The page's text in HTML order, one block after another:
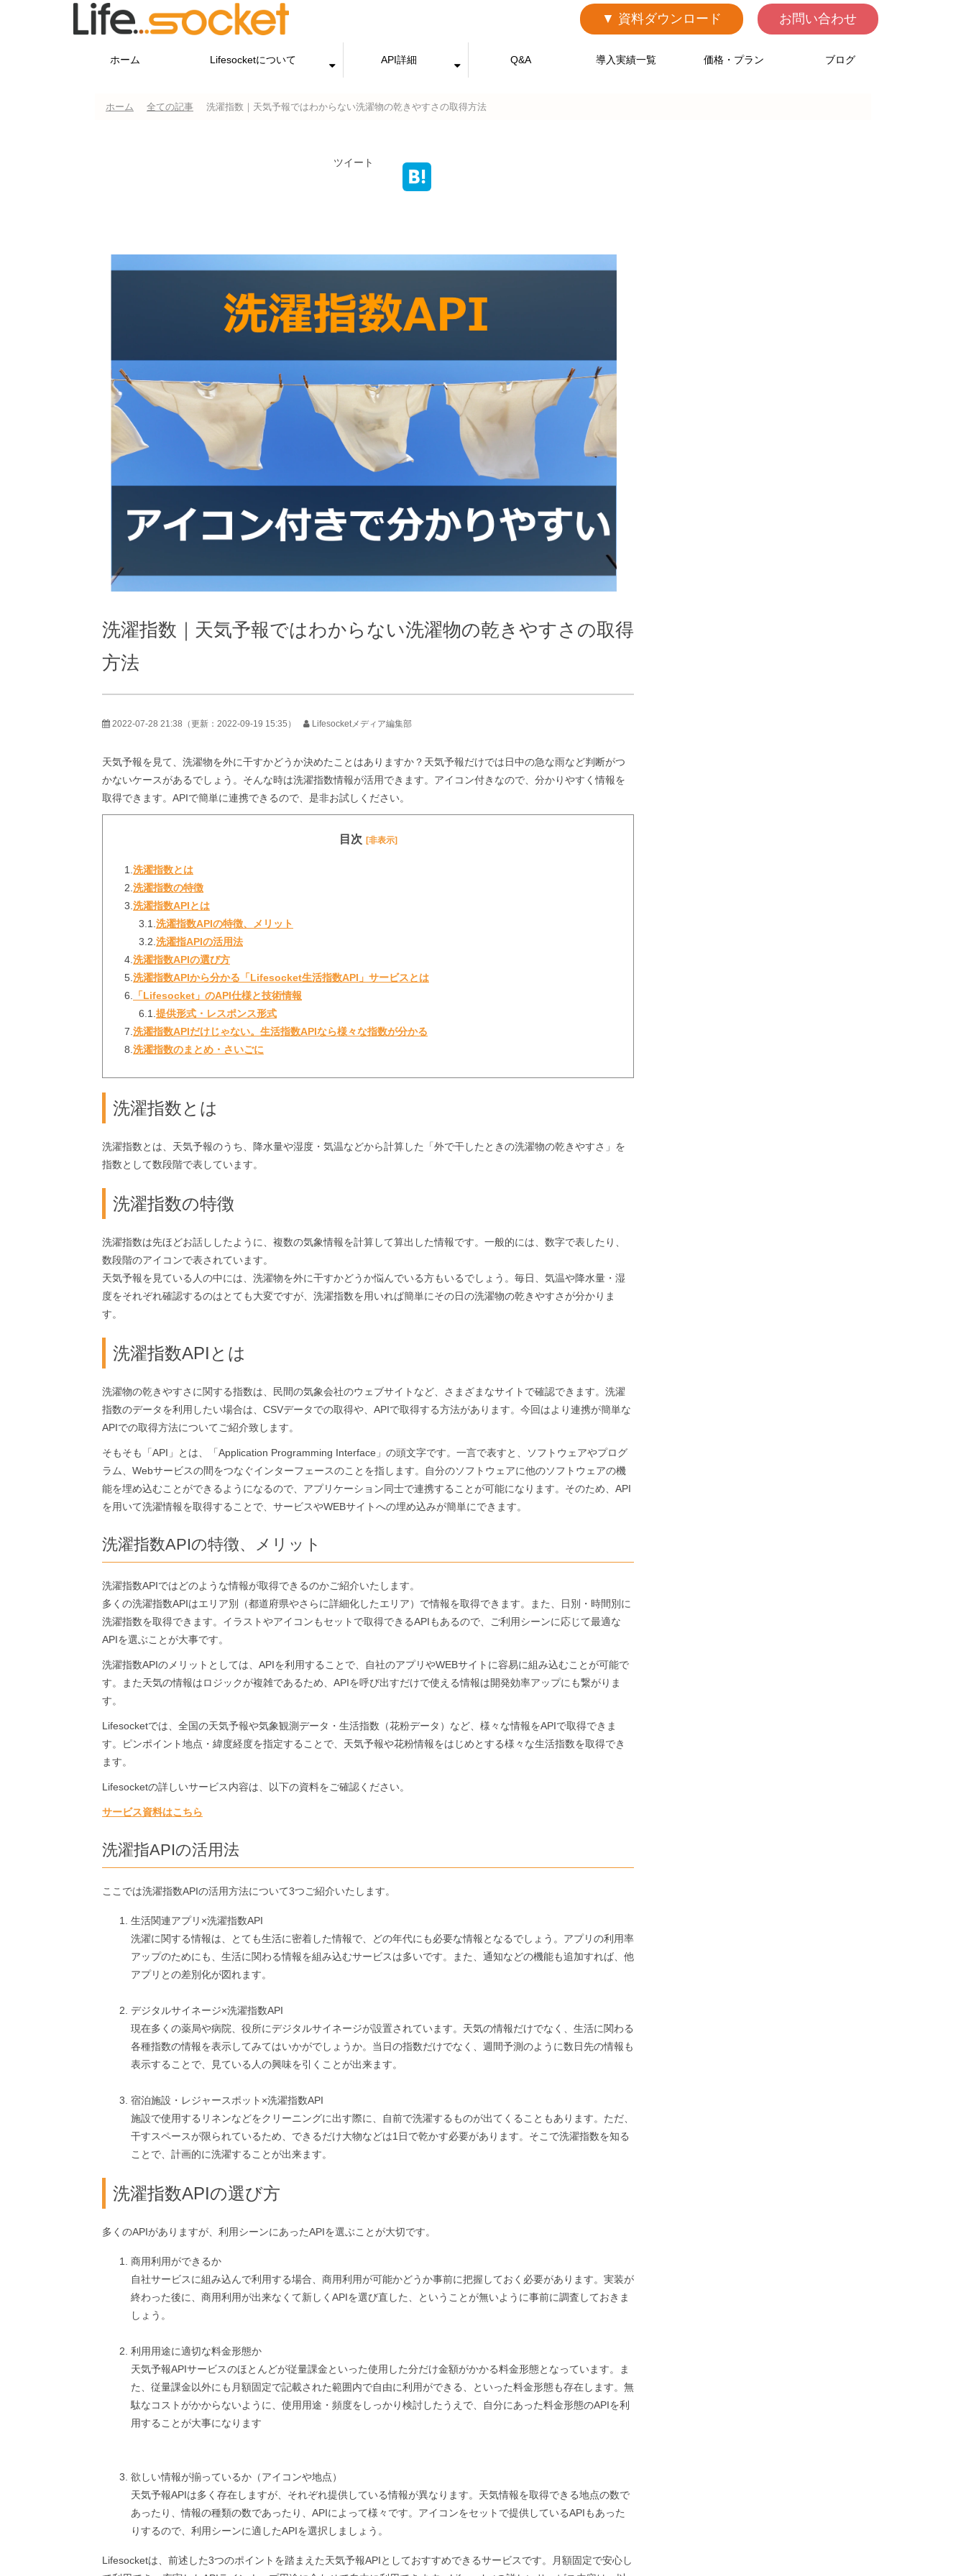
▼ 資料ダウンロード お問い合わせ
ホーム Lifesocketについて API詳細 Q&A 導入実績一覧 価格・プラン ブログ
ホーム 全ての記事 洗濯指数｜天気予報ではわからない洗濯物の乾きやすさの取得方法
ツイート
洗濯指数｜天気予報ではわからない洗濯物の乾きやすさの取得
方法
2022-07-28 21:38 （更新： 2022-09-19 15:35 ） Lifesocketメディア編集部
天気予報を見て、洗濯物を外に干すかどうか決めたことはありますか？天気予報だけでは日中の急な雨など判断がつ
かないケースがあるでしょう。そんな時は洗濯指数情報が活用できます。アイコン付きなので、分かりやすく情報を
取得できます。APIで簡単に連携できるので、是非お試しください。
目次 [非表示]
1. 洗濯指数とは
2. 洗濯指数の特徴
3. 洗濯指数APIとは
3.1. 洗濯指数APIの特徴、メリット
3.2. 洗濯指APIの活用法
4. 洗濯指数APIの選び方
5. 洗濯指数APIから分かる「Lifesocket生活指数API」サービスとは
6.
「Lifesocket」のAPI仕様と技術情報
6.1. 提供形式・レスポンス形式
7. 洗濯指数APIだけじゃない。生活指数APIなら様々な指数が分かる
8. 洗濯指数のまとめ・さいごに
洗濯指数とは
洗濯指数とは、天気予報のうち、降水量や湿度・気温などから計算した「外で干したときの洗濯物の乾きやすさ」を
指数として数段階で表しています。
洗濯指数の特徴
洗濯指数は先ほどお話ししたように、複数の気象情報を計算して算出した情報です。一般的には、数字で表したり、
数段階のアイコンで表されています。
天気予報を見ている人の中には、洗濯物を外に干すかどうか悩んでいる方もいるでしょう。毎日、気温や降水量・湿
度をそれぞれ確認するのはとても大変ですが、洗濯指数を用いれば簡単にその日の洗濯物の乾きやすさが分かりま
す。
洗濯指数APIとは
洗濯物の乾きやすさに関する指数は、民間の気象会社のウェブサイトなど、さまざまなサイトで確認できます。洗濯
指数のデータを利用したい場合は、CSVデータでの取得や、​​​APIで取得する方法があります。今回はより連携が簡単な
APIでの取得方法についてご紹介致します。
そもそも「API」とは、「Application Programming Interface」の頭文字です。一言で表すと、ソフトウェアやプログ
ラム、Webサービスの間をつなぐインターフェースのことを指します。自分のソフトウェアに他のソフトウェアの機
能を埋め込むことができるようになるので、アプリケーション同士で連携することが可能になります。そのため、API
を用いて洗濯情報を取得することで、サービスやWEBサイトへの埋め込みが簡単にできます。
洗濯指数APIの特徴、メリット
洗濯指数APIではどのような情報が取得できるのかご紹介いたします。
多くの洗濯指数APIはエリア別（都道府県やさらに詳細化したエリア）で情報を取得できます。また、日別・時間別に
洗濯指数を取得できます。イラストやアイコンもセットで取得できるAPIもあるので、ご利用シーンに応じて最適な
APIを選ぶことが大事です。
洗濯指数APIのメリットとしては、APIを利用することで、自社のアプリやWEBサイトに容易に組み込むことが可能で
す。また天気の情報はロジックが複雑であるため、APIを呼び出すだけで使える情報は開発効率アップにも繋がりま
す。
Lifesocketでは、全国の天気予報や気象観測データ・生活指数（花粉データ）など、様々な情報をAPIで取得できま
す。ピンポイント地点・緯度経度を指定することで、天気予報や花粉情報をはじめとする様々な生活指数を取得でき
ます。
Lifesocketの詳しいサービス内容は、以下の資料をご確認ください。
サービス資料はこちら
洗濯指APIの活用法
ここでは洗濯指数APIの活用方法について3つご紹介いたします。
生活関連アプリ×洗濯指数API
洗濯に関する情報は、とても生活に密着した情報で、どの年代にも必要な情報となるでしょう。アプリの利用率
アップのためにも、生活に関わる情報を組み込むサービスは多いです。また、通知などの機能も追加すれば、他
アプリとの差別化が図れます。
デジタルサイネージ×洗濯指数API
現在多くの薬局や病院、役所にデジタルサイネージが設置されています。天気の情報だけでなく、生活に関わる
各種指数の情報を表示してみてはいかがでしょうか。当日の指数だけでなく、週間予測のように数日先の情報も
表示することで、見ている人の興味を引くことが出来ます。
宿泊施設・レジャースポット×洗濯指数API
施設で使用するリネンなどをクリーニングに出す際に、自前で洗濯するものが出てくることもあります。ただ、
干すスペースが限られているため、できるだけ大物などは1日で乾かす必要があります。そこで洗濯指数を知る
ことで、計画的に洗濯することが出来ます。
洗濯指数APIの選び方
多くのAPIがありますが、利用シーンにあったAPIを選ぶことが大切です。
商用利用ができるか
自社サービスに組み込んで利用する場合、商用利用が可能かどうか事前に把握しておく必要があります。実装が
終わった後に、商用利用が出来なくて新しくAPIを選び直した、ということが無いように事前に調査しておきま
しょう。
利用用途に適切な料金形態か
天気予報APIサービスのほとんどが従量課金といった使用した分だけ金額がかかる料金形態となっています。ま
た、従量課金以外にも月額固定で記載された範囲内で自由に利用ができる、といった料金形態も存在します。無
駄なコストがかからないように、使用用途・頻度をしっかり検討したうえで、自分にあった料金形態のAPIを利
用することが大事になります
欲しい情報が揃っているか（アイコンや地点）
天気予報APIは多く存在しますが、それぞれ提供している情報が異なります。天気情報を取得できる地点の数で
あったり、情報の種類の数であったり、APIによって様々です。アイコンをセットで提供しているAPIもあった
りするので、利用シーンに適したAPIを選択しましょう。
Lifesocketは、前述した3つのポイントを踏まえた天気予報APIとしておすすめできるサービスです。月額固定で安心し